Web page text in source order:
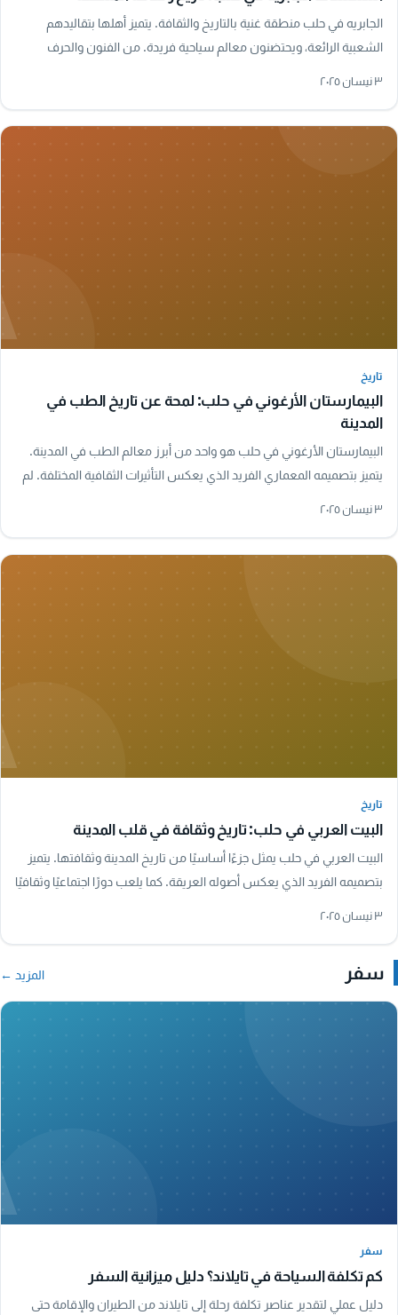
الجابريه في حلب منطقة غنية بالتاريخ والثقافة. يتميز أهلها بتقاليدهم
الشعبية الرائعة، ويحتضنون معالم سياحية فريدة. من الفنون والحرف
٣ نيسان ٢٠٢٥
تاريخ
البيمارستان الأرغوني في حلب: لمحة عن تاريخ الطب في
المدينة
البيمارستان الأرغوني في حلب هو واحد من أبرز معالم الطب في المدينة.
يتميز بتصميمه المعماري الفريد الذي يعكس التأثيرات الثقافية المختلفة. لم
٣ نيسان ٢٠٢٥
تاريخ
البيت العربي في حلب: تاريخ وثقافة في قلب المدينة
البيت العربي في حلب يمثل جزءًا أساسيًا من تاريخ المدينة وثقافتها. يتميز
بتصميمه الفريد الذي يعكس أصوله العريقة. كما يلعب دورًا اجتماعيًا وثقافيًا
٣ نيسان ٢٠٢٥
سفر المزيد ←
سفر
كم تكلفة السياحة في تايلاند؟ دليل ميزانية السفر
دليل عملي لتقدير عناصر تكلفة رحلة إلى تايلاند من الطيران والإقامة حتى